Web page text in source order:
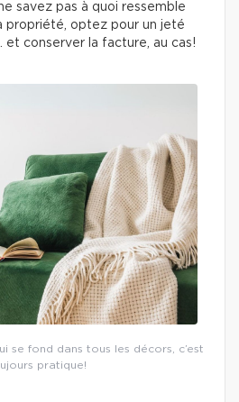
savez pas à quoi ressemble
propriété, optez pour un jeté
et conserver la facture, au cas!
se fond dans tous les décors, c’est
pratique!